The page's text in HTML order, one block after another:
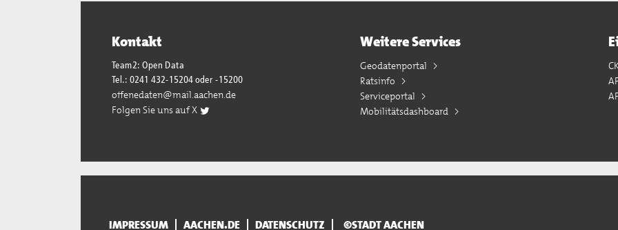
Kontakt
Team2: Open Data
Tel.: 0241 432-15204 oder -15200
offenedaten@mail.aachen.de
Folgen Sie uns auf X
Weitere Services
Geodatenportal
Ratsinfo
Serviceportal
Mobilitätsdashboard
IMPRESSUM AACHEN.DE DATENSCHUTZ ©STADT AACHEN